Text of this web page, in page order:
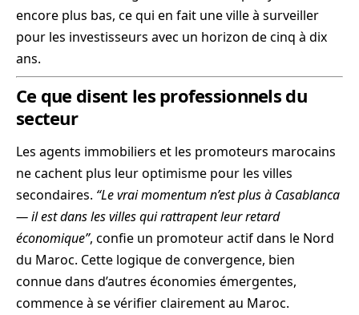
encore plus bas, ce qui en fait une ville à surveiller
pour les investisseurs avec un horizon de cinq à dix
ans.
Ce que disent les professionnels du
secteur
Les agents immobiliers et les promoteurs marocains
ne cachent plus leur optimisme pour les villes
secondaires. “Le vrai momentum n’est plus à Casablanca
— il est dans les villes qui rattrapent leur retard
économique”, confie un promoteur actif dans le Nord
du Maroc. Cette logique de convergence, bien
connue dans d’autres économies émergentes,
commence à se vérifier clairement au Maroc.